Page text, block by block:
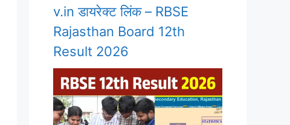
v.in डायरेक्ट लिंक – RBSE
Rajasthan Board 12th
Result 2026